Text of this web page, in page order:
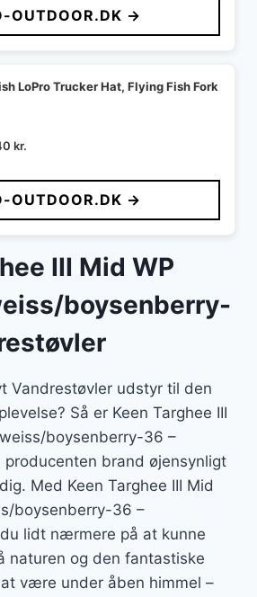
OUTDOOR.DK →
LoPro Trucker Hat, Flying Fish Fork
kr..
kr.
pris
er:
240 kr..
OUTDOOR.DK →
III Mid WP
boysenberry-
Vandrestøvler udstyr til den
Så er Keen Targhee III
boysenberry-36 –
brand øjensynligt
Med Keen Targhee III Mid
boysenberry-36 –
lidt nærmere på at kunne
naturen og den fantastiske
være under åben himmel –